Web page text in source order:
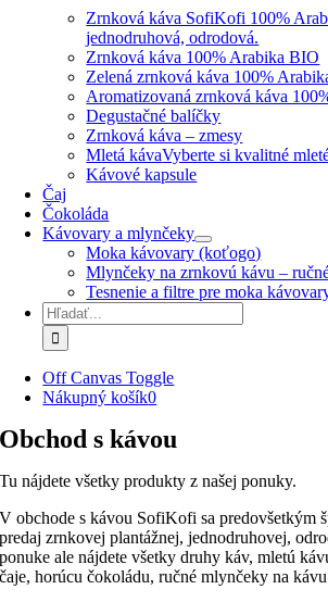
Zrnková káva SofiKofi 100%
jednodruhová, odrodová.
Zrnková káva 100% Arabika BIO
Zelená zrnková káva 100%
Aromatizovaná zrnková káva
Degustačné balíčky
Zrnková káva – zmesy
Mletá kávaVyberte si kvalitné
Kávové kapsule
Čaj
Čokoláda
Kávovary a mlynčeky
Moka kávovary (koťogo)
Mlynčeky na zrnkovú kávu –
Tesnenie a filtre pre moka
Hľadať:
Off Canvas Toggle
Nákupný košík0
Obchod s kávou
Tu nájdete všetky produkty z našej ponuky.
V obchode s kávou SofiKofi sa predovšetkým
predaj zrnkovej plantážnej, jednodruhovej,
ponuke ale nájdete všetky druhy káv, mletú
čaje, horúcu čokoládu, ručné mlynčeky na